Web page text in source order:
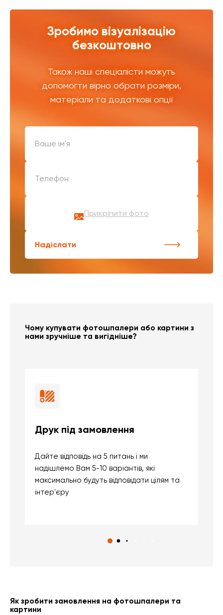
Зробимо візуалізацію
безкоштовно
Також наші спеціалісти можуть
допомогти вірно обрати розміри,
матеріали та додаткові опції
Прикріпити фото
Надіслати
Чому купувати фотошпалери або картини з
нами зручніше та вигідніше?
Друк під замовлення
Дайте відповідь на 5 питань і ми
надішлемо Вам 5-10 варіантів, які
максимально будуть відповідати цілям та
інтер'єру
Як зробити замовлення на фотошпалери та
картини